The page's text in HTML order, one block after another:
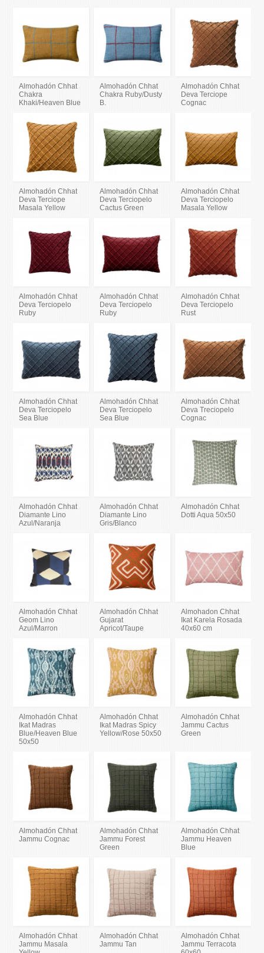
Almohadón Chhat
Chakra
Khaki/Heaven Blue
Almohadón Chhat
Chakra Ruby/Dusty
B.
Almohadón Chhat
Deva Terciope
Cognac
Almohadón Chhat
Deva Terciope
Masala Yellow
Almohadón Chhat
Deva Terciopelo
Cactus Green
Almohadón Chhat
Deva Terciopelo
Masala Yellow
Almohadón Chhat
Deva Terciopelo
Ruby
Almohadón Chhat
Deva Terciopelo
Ruby
Almohadón Chhat
Deva Terciopelo
Rust
Almohadón Chhat
Deva Terciopelo
Sea Blue
Almohadón Chhat
Deva Terciopelo
Sea Blue
Almohadón Chhat
Deva Treciopelo
Cognac
Almohadón Chhat
Diamante Lino
Azul/Naranja
Almohadón Chhat
Diamante Lino
Gris/Blanco
Almohadón Chhat
Dotti Aqua 50x50
Almohadón Chhat
Geom Lino
Azul/Marron
Almohadón Chhat
Gujarat
Apricot/Taupe
Almohadon Chhat
Ikat Karela Rosada
40x60 cm
Almohadón Chhat
Ikat Madras
Blue/Heaven Blue
50x50
Almohadón Chhat
Ikat Madras Spicy
Yellow/Rose 50x50
Almohadón Chhat
Jammu Cactus
Green
Almohadón Chhat
Jammu Cognac
Almohadón Chhat
Jammu Forest
Green
Almohadón Chhat
Jammu Heaven
Blue
Almohadón Chhat
Jammu Masala
Almohadón Chhat
Jammu Tan
Almohadón Chhat
Jammu Terracota